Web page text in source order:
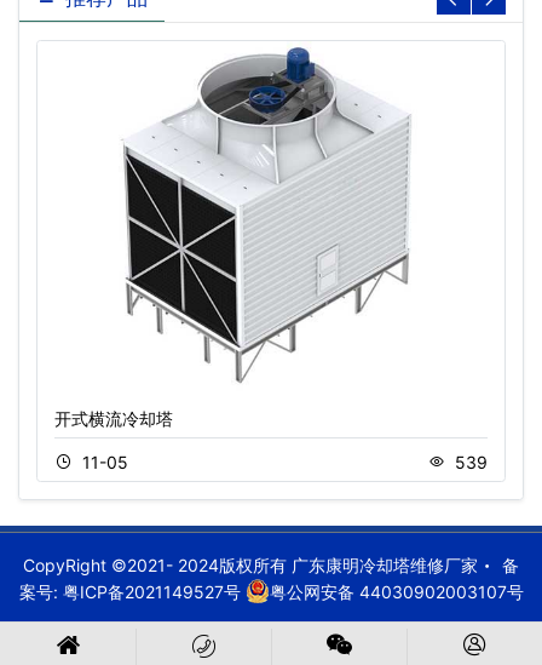
开式横流冷却塔
11-05 539
CopyRight ©2021- 2024版权所有 广东康明冷却塔维修厂家
备
案号: 粤ICP备2021149527号 粤公网安备 44030902003107号